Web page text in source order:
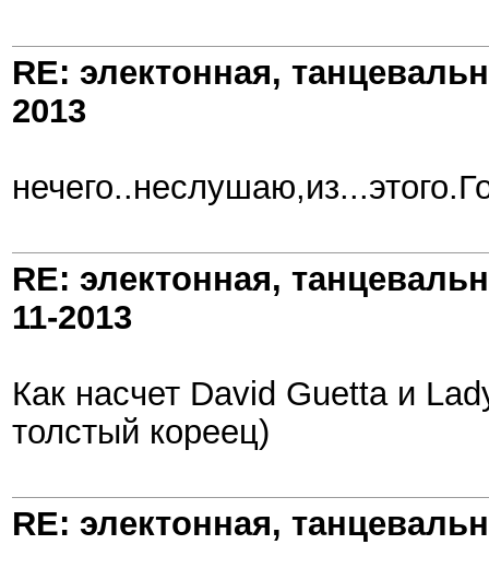
RE: электонная,
2013
RE: электонная,
11-2013
Как насчет David Guetta и
толстый кореец)
RE: электонная,